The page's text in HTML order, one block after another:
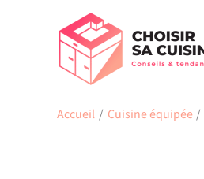
Accueil Cuisine équipée